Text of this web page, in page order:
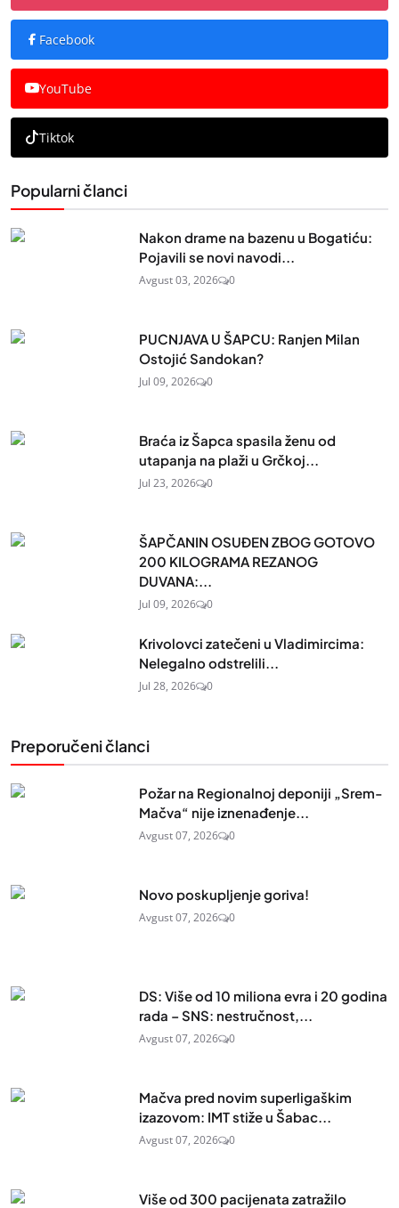
Facebook
YouTube
Tiktok
Popularni članci
Nakon drame na bazenu u Bogatiću:
Pojavili se novi navodi...
Avgust 03, 2026 0
PUCNJAVA U ŠAPCU: Ranjen Milan
Ostojić Sandokan?
Jul 09, 2026 0
Braća iz Šapca spasila ženu od
utapanja na plaži u Grčkoj...
Jul 23, 2026 0
ŠAPČANIN OSUĐEN ZBOG GOTOVO
200 KILOGRAMA REZANOG
DUVANA:...
Jul 09, 2026 0
Krivolovci zatečeni u Vladimircima:
Nelegalno odstrelili...
Jul 28, 2026 0
Preporučeni članci
Požar na Regionalnoj deponiji „Srem-
Mačva“ nije iznenađenje...
Avgust 07, 2026 0
Novo poskupljenje goriva!
Avgust 07, 2026 0
DS: Više od 10 miliona evra i 20 godina
rada – SNS: nestručnost,...
Avgust 07, 2026 0
Mačva pred novim superligaškim
izazovom: IMT stiže u Šabac...
Avgust 07, 2026 0
Više od 300 pacijenata zatražilo